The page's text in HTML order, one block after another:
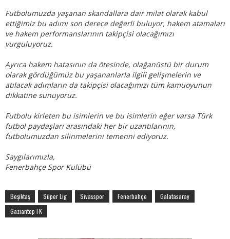
Futbolumuzda yaşanan skandallara dair milat olarak kabul
ettiğimiz bu adımı son derece değerli buluyor, hakem atamaları
ve hakem performanslarının takipçisi olacağımızı
vurguluyoruz.
Ayrıca hakem hatasının da ötesinde, olağanüstü bir durum
olarak gördüğümüz bu yaşananlarla ilgili gelişmelerin ve
atılacak adımların da takipçisi olacağımızı tüm kamuoyunun
dikkatine sunuyoruz.
Futbolu kirleten bu isimlerin ve bu isimlerin eğer varsa Türk
futbol paydaşları arasındaki her bir uzantılarının,
futbolumuzdan silinmelerini temenni ediyoruz.
Saygılarımızla,
Fenerbahçe Spor Kulübü
Beşiktaş Süper Lig Sivasspor Fenerbahçe
Galatasaray
Gaziantep FK